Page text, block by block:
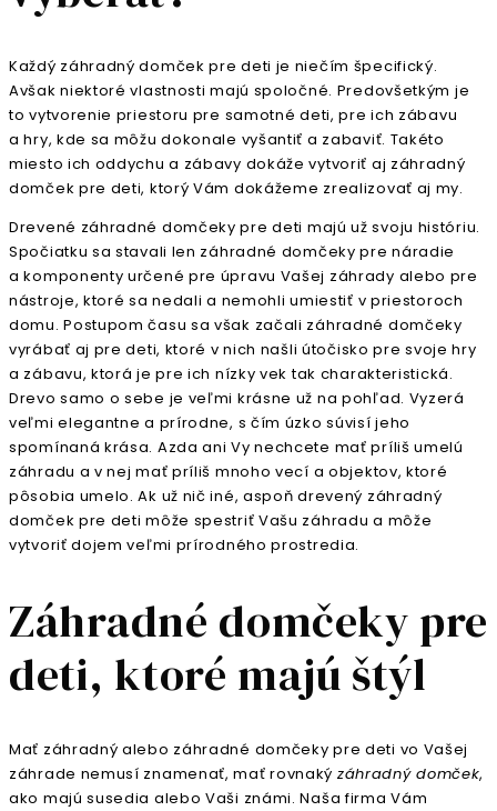
Každý záhradný domček pre deti je niečím špecifický.
Avšak niektoré vlastnosti majú spoločné. Predovšetkým je
to vytvorenie priestoru pre samotné deti, pre ich zábavu
a hry, kde sa môžu dokonale vyšantiť a zabaviť. Takéto
miesto ich oddychu a zábavy dokáže vytvoriť aj záhradný
domček pre deti, ktorý Vám dokážeme zrealizovať aj my.
Drevené záhradné domčeky pre deti majú už svoju históriu.
Spočiatku sa stavali len záhradné domčeky pre náradie
a komponenty určené pre úpravu Vašej záhrady alebo pre
nástroje, ktoré sa nedali a nemohli umiestiť v priestoroch
domu. Postupom času sa však začali záhradné domčeky
vyrábať aj pre deti, ktoré v nich našli útočisko pre svoje hry
a zábavu, ktorá je pre ich nízky vek tak charakteristická.
Drevo samo o sebe je veľmi krásne už na pohľad. Vyzerá
veľmi elegantne a prírodne, s čím úzko súvisí jeho
spomínaná krása. Azda ani Vy nechcete mať príliš umelú
záhradu a v nej mať príliš mnoho vecí a objektov, ktoré
pôsobia umelo. Ak už nič iné, aspoň drevený záhradný
domček pre deti môže spestriť Vašu záhradu a môže
vytvoriť dojem veľmi prírodného prostredia.
Záhradné domčeky pre
deti, ktoré majú štýl
Mať záhradný alebo záhradné domčeky pre deti vo Vašej
záhrade nemusí znamenať, mať rovnaký záhradný domček,
ako majú susedia alebo Vaši známi. Naša firma Vám